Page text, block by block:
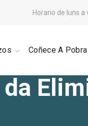
Horario de luns a
Coñece A Pobra